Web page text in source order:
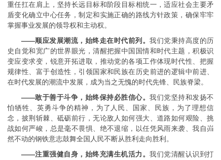
重任扛在肩上，坚持长远目标和阶段目标相统一，适应社会主要矛
盾变化确立中心任务，制定和实施正确的路线方针政策，确保牢牢
掌握事业发展的领导权和主动权。
——顺应发展潮流，始终走在时代前列。我们党秉持高度的历
史自觉和宽广的世界眼光，清醒把握中国国情和时代主题，积极识
变应变求变，锐意开拓进取，推动党的各项工作体现时代性、把握
规律性、富于创造性，引领国家和民族在历史前进的逻辑中前进、
在时代发展的潮流中发展，成为当之无愧的时代先锋、民族脊梁。
——敢于善于斗争，始终保持必胜信心。我们党坚持和发扬不
怕牺牲、英勇斗争的精神，为了人民、国家、民族，为了理想信
念，披荆斩棘、砥砺前行，无论敌人如何强大、道路如何艰险、挑
战如何严峻，总是毫不畏惧、绝不退缩，以任凭风雨来袭、我自岿
然不动的钢铁意志鼓舞全国人民不断从胜利走向胜利。
——注重强健自身，始终充满生机活力。我们党清醒认识到打